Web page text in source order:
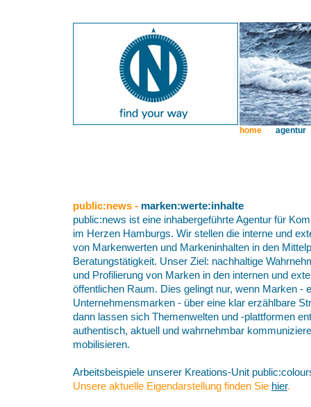
home agentur
public:news - marken:werte:inhalte
public:news ist eine inhabergeführte Agentur für
im Herzen Hamburgs. Wir stellen die interne und
von Markenwerten und Markeninhalten in den
Beratungstätigkeit. Unser Ziel: nachhaltige
und Profilierung von Marken in den internen und
öffentlichen Raum. Dies gelingt nur, wenn Marken -
Unternehmensmarken - über eine klar erzählbare
dann lassen sich Themenwelten und -plattformen
authentisch, aktuell und wahrnehmbar
mobilisieren.
Arbeitsbeispiele unserer Kreations-Unit
Unsere aktuelle Eigendarstellung finden Sie hier.